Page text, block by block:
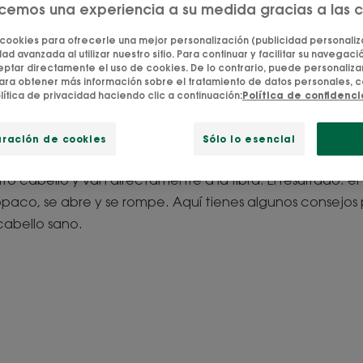
para proteger el
calor
hasta las planchas, las técnicas de peinado caseras
cabello. Estos aparatos térmicos debilitan los
darle la forma deseada. Utilizando calor
cabello y van directamente a la fibra. El resultado:
se abre y se rompe. Aquí tienes algunos
sano.
una experiencia a su medida gracias a las
cookies para ofrecerle una mejor personalización (publicidad
avanzada al utilizar nuestro sitio. Para continuar y facilitar su
directamente el uso de cookies. De lo contrario, puede
obtener más información sobre el tratamiento de datos personales,
de privacidad haciendo clic a continuación:Política de
de cookies Sólo lo esencial